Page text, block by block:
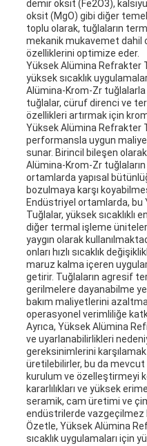
demir oksit (Fe2O3),
oksit (MgO) gibi diğer
toplu olarak, tuğlaların
mekanik mukavemet dahil
özelliklerini optimize eder.
Yüksek Alümina Refrakter
yüksek sıcaklık
Alümina-Krom-Zr tuğlalarla
tuğlalar, cüruf direnci ve
özellikleri artırmak için
Yüksek Alümina Refrakter
performansla uygun
sunar. Birincil bileşen olarak
Alümina-Krom-Zr tuğlaların
ortamlarda yapısal
bozulmaya karşı
Endüstriyel ortamlarda,
Tuğlalar, yüksek sıcaklıklı
diğer termal işleme
yaygın olarak
onları hızlı sıcaklık
maruz kalma içeren
getirir. Tuğlaların agresif
gerilmelere dayanabilme
bakım maliyetlerini
operasyonel verimliliğe
Ayrıca, Yüksek Alümina
ve uyarlanabilirlikleri
gereksinimlerini
üretilebilirler, bu da mevcut
kurulum ve özelleştirmeyi
kararlılıkları ve yüksek
seramik, cam üretimi ve
endüstrilerde vazgeçilmez
Özetle, Yüksek Alümina
sıcaklık uygulamaları için